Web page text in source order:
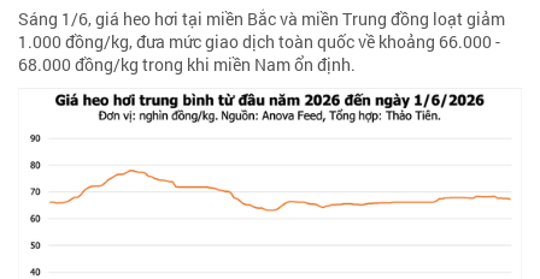
Sáng 1/6, giá heo hơi tại miền Bắc và miền Trung đồng loạt giảm
1.000 đồng/kg, đưa mức giao dịch toàn quốc về khoảng 66.000 -
68.000 đồng/kg trong khi miền Nam ổn định.